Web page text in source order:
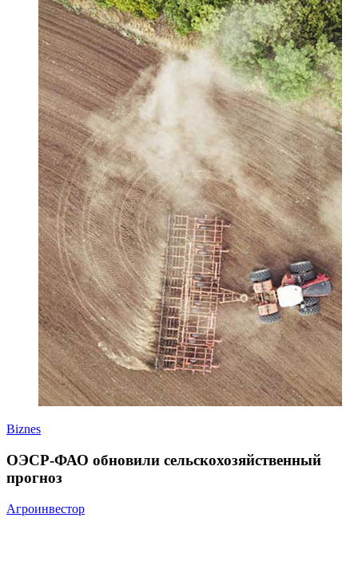
Biznes
ОЭСР-ФАО обновили сельскохозяйственный
прогноз
Агроинвестор